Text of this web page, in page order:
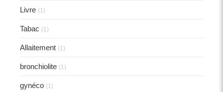
Livre (1)
Tabac (1)
Allaitement (1)
bronchiolite (1)
gynéco (1)